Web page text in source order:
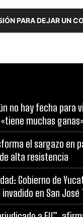
PARA DEJAR UN
no hay fecha para
«tiene muchas
el sargazo en
alta resistencia
Gobierno de
en San José